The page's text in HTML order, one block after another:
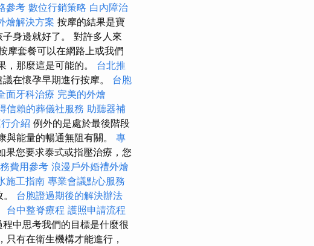
參考 數位行銷策略 白內障治
燴解決方案 按摩的結果是寶
身邊就好了。 對許多人來
摩套餐可以在網路上或我們
，那麼這是可能的。 台北推
在懷孕早期進行按摩。 台胞
面牙科治療 完美的外燴
信賴的葬儀社服務 助聽器補
介紹 例外的是處於最後階段
能量的暢通無阻有關。 專
果您要求泰式或指壓治療，您
費用參考 浪漫戶外婚禮外燴
施工指南 專業會議點心服務
台胞證過期後的解決辦法
台中整脊療程 護照申請流程
中思考我們的目標是什麼很
有在衛生機構才能進行，